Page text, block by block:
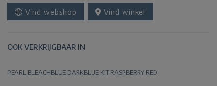
Vind webshop Vind winkel
OOK VERKRIJGBAAR IN
PEARL BLEACHBLUE DARKBLUE KIT RASPBERRY RED